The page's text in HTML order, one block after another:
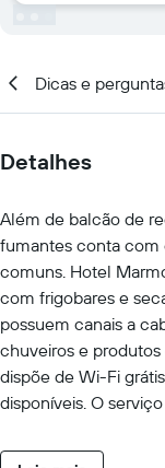
Dicas e
Detalhes
Além de balcão de
fumantes conta com
comuns. Hotel
com frigobares e
possuem canais a
chuveiros e
dispõe de Wi-Fi
disponíveis. O
requisitadas.